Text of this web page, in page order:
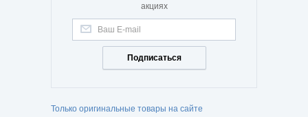
акциях
Подписаться
Только оригинальные товары на сайте